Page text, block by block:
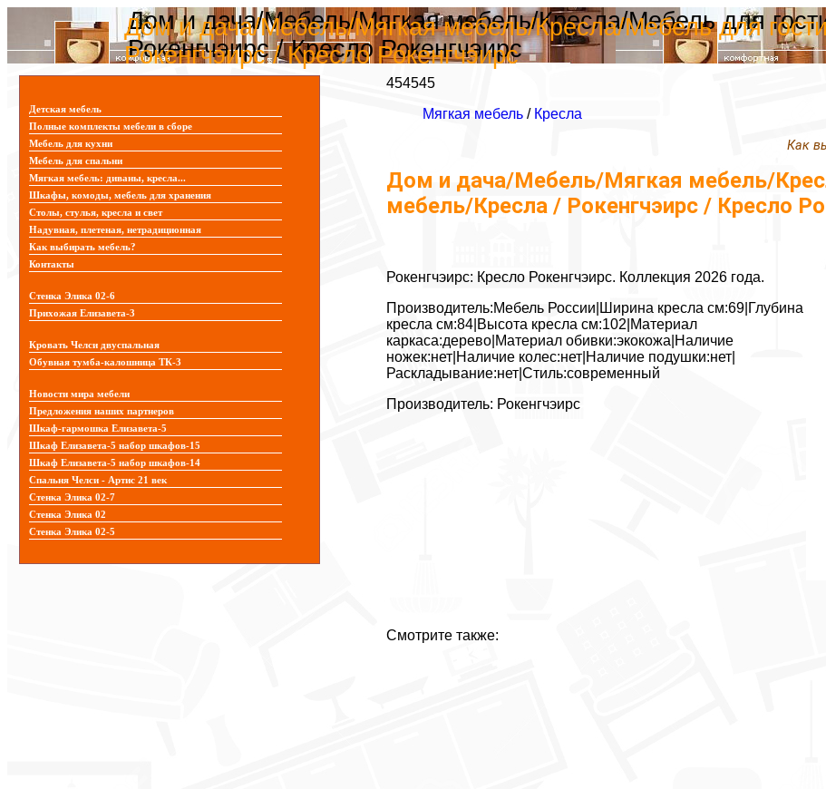
Дом и дача/Мебель/Мягкая мебель/Кресла/Мебель для
Рокенгчэирс / Кресло Рокенгчэирс
Дом и дача/Мебель/Мягкая мебель/Кресла/Мебель для
Рокенгчэирс / Кресло Рокенгчэирс
454545
Мягкая мебель / Кресла
Как
Дом и дача/Мебель/Мягкая мебель/
мебель/Кресла / Рокенгчэирс / Кресло
Рокенгчэирс: Кресло Рокенгчэирс. Коллекция 2026 года.
Производитель:Мебель России|Ширина кресла см:69|Глубина
кресла см:84|Высота кресла см:102|Материал
каркаса:дерево|Материал обивки:экокожа|Наличие
ножек:нет|Наличие колес:нет|Наличие подушки:нет|
Раскладывание:нет|Стиль:современный
Производитель: Рокенгчэирс
Смотрите также:
Детская мебель
Полные комплекты мебели в сборе
Мебель для кухни
Мебель для спальни
Мягкая мебель: диваны, кресла...
Шкафы, комоды, мебель для хранения
Столы, стулья, кресла и свет
Надувная, плетеная, нетрадиционная
Как выбирать мебель?
Контакты
Стенка Элика 02-6
Прихожая Елизавета-3
Кровать Челси двуспальная
Обувная тумба-калошница ТК-3
Новости мира мебели
Предложения наших партнеров
Шкаф-гармошка Елизавета-5
Шкаф Елизавета-5 набор шкафов-15
Шкаф Елизавета-5 набор шкафов-14
Спальня Челси - Артис 21 век
Стенка Элика 02-7
Стенка Элика 02
Стенка Элика 02-5